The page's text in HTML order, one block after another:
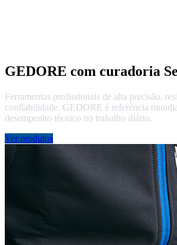
GEDORE com curadoria
Ferramentas profissionais de alta precisão,
confiabilidade. GEDORE é referência
desempenho técnico no trabalho diário.
Ver produtos